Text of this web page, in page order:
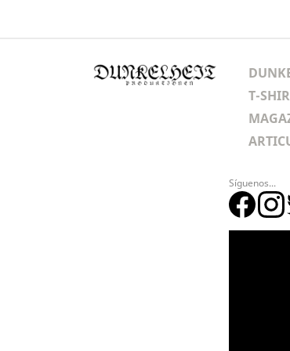
T-
Síguenos...